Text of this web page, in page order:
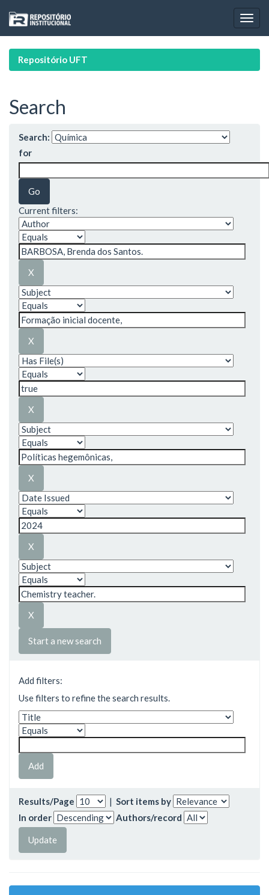
navigation
Repositório UFT
Search
Search:
for
Current filters:
Start a new search
Add filters:
Use filters to refine the search results.
Results/Page | Sort items by
In order
Authors/record